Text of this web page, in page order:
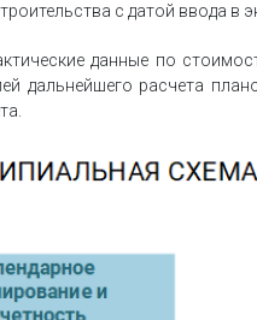
с датой ввода в
данные по
дальнейшего расчета